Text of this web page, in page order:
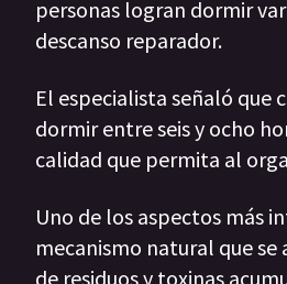
personas logran dormir
descanso reparador.
El especialista señaló que
dormir entre seis y ocho
calidad que permita al
Uno de los aspectos más
mecanismo natural que
de residuos y toxinas